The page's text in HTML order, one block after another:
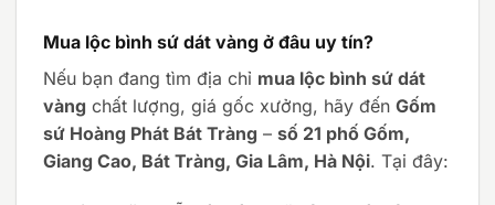
Mua lộc bình sứ dát vàng ở đâu uy tín?
Nếu bạn đang tìm địa chỉ mua lộc bình sứ dát
vàng chất lượng, giá gốc xưởng, hãy đến Gốm
sứ Hoàng Phát Bát Tràng – số 21 phố Gốm,
Giang Cao, Bát Tràng, Gia Lâm, Hà Nội. Tại đây: